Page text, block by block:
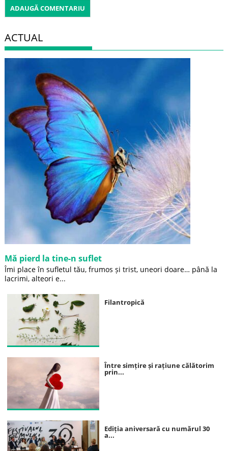
ACTUAL
Mă pierd la tine-n suflet
Îmi place în sufletul tău, frumos și trist, uneori doare… până la
lacrimi, alteori e...
Filantropică
Între simțire și rațiune călătorim
prin...
Ediția aniversară cu numărul 30
a...